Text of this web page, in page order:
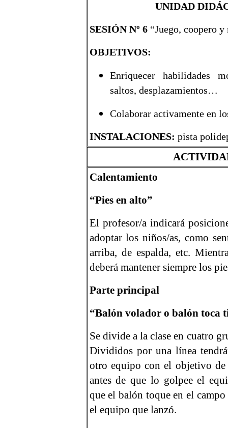
UNIDAD
SESIÓN Nº 6 “Juego, coopero
OBJETIVOS:
Enriquecer habilidades
saltos, desplazamientos…
Colaborar activamente en
INSTALACIONES: pista
Calentamiento
“Pies en alto”
El profesor/a indicará
adoptar los niños/as, como
arriba, de espalda, etc.
deberá mantener siempre los
Parte principal
“Balón volador o balón toca
Se divide a la clase en cuatro
Divididos por una línea
otro equipo con el objetivo de
antes de que lo golpee el
que el balón toque en el
el equipo que lanzó.